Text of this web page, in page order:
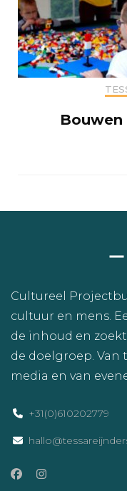
Bouwen
Cultureel
cultuur en mens.
de inhoud en
de doelgroep.
media en van
+31(0)610202779